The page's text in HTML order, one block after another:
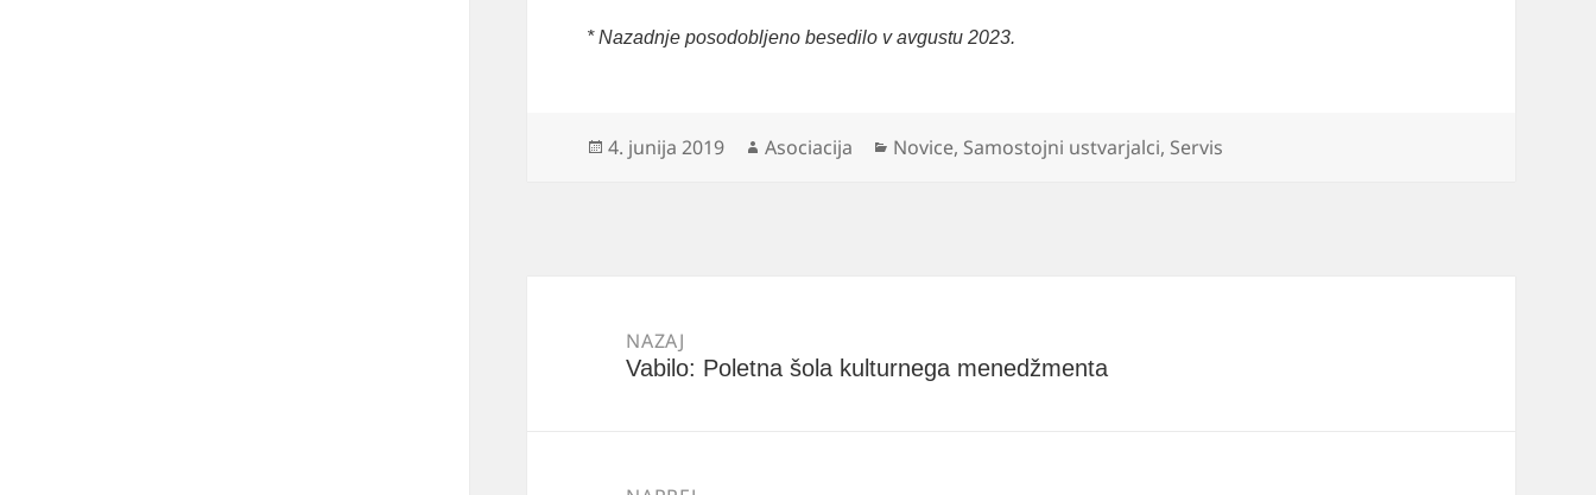
* Nazadnje posodobljeno besedilo v avgustu 2023.
Objavljeno
4. junija 2019 Avtor
Asociacija Kategorije
Novice, Samostojni ustvarjalci, Servis
prispevkaNAZAJ
Prejšnji
Vabilo: Poletna šola kulturnega menedžmenta